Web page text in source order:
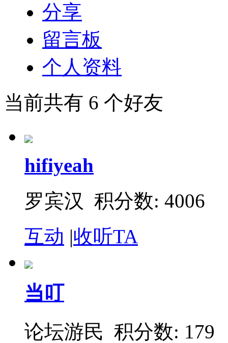
分享
留言板
个人资料
当前共有 6 个好友
hifiyeah
罗宾汉 积分数: 4006
互动 |收听TA
当叮
论坛游民 积分数: 179